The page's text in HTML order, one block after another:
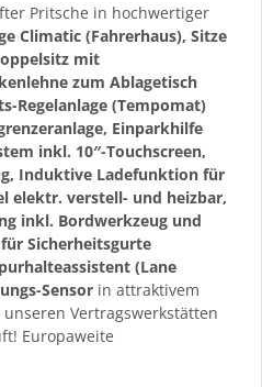
Pritsche in hochwertiger
Climatic (Fahrerhaus), Sitze
mit
zum Ablagetisch
Regelanlage (Tempomat)
Einparkhilfe
inkl. 10″-Touchscreen,
Induktive Ladefunktion für
elektr. verstell- und heizbar,
inkl. Bordwerkzeug und
Sicherheitsgurte
(Lane
Sensor in attraktivem
Vertragswerkstätten
Europaweite